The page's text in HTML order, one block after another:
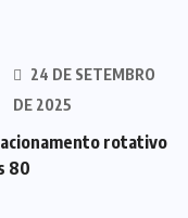
24 DE SETEMBRO
DE 2025
rotativo
80